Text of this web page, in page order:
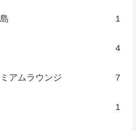
1
4
アムラウンジ 7
1